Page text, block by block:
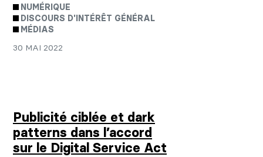
NUMÉRIQUE
DISCOURS D'INTÉRÊT GÉNÉRAL
MÉDIAS
30 MAI 2022
Publicité ciblée et dark
patterns dans l’accord
sur le Digital Service Act